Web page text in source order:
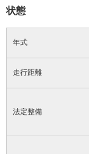
状態
年式
走行距離
法定整備